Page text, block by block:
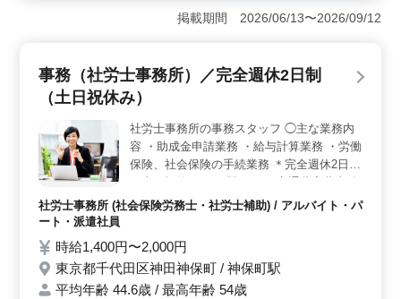
まま活かせる仕事内容です。これまで携わってきた保険
南方駅から徒歩圏内にあります。駅から歩いて通える立
地のため、通勤の負担を抑えやすい環境です。交通費は
実費支給のため、通勤費の負担を気にせず通えま
す。 ＜土日祝休みで年間休日120日＞ 完全週休2日
制（土日祝休み）で年間休日は120日あります。休日数を
しっかり確保しており、プライベートの時間も大切にし
ながら働けます。仕事と私生活のバランスを取りながら
掲載期間 2026/06/13〜2026/09/12
事務（社労士事務所）／完全週休2日制
（土日祝休み）
社労士事務所の事務スタッフ ◯主な業務内
容 ・助成金申請業務 ・給与計算業務 ・労働
保険、社会保険の手続業務 ＊完全週休2日制
（上限なし） 経験豊かなスタッフが事務所
社労士事務所 (社会保険労務士・社労士補助) / アルバイト・パ
ート・派遣社員
時給1,400円〜2,000円
東京都千代田区神田神保町 / 神保町駅
平均年齢 44.6歳 / 最高年齢 54歳